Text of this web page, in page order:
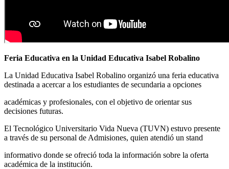
Feria Educativa en la Unidad Educativa Isabel Robalino
La Unidad Educativa Isabel Robalino organizó una feria educativa
destinada a acercar a los estudiantes de secundaria a opciones
académicas y profesionales, con el objetivo de orientar sus
decisiones futuras.
El Tecnológico Universitario Vida Nueva (TUVN) estuvo presente
a través de su personal de Admisiones, quien atendió un stand
informativo donde se ofreció toda la información sobre la oferta
académica de la institución.